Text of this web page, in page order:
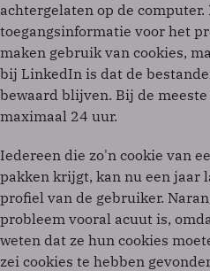
achtergelaten op de
toegangsinformatie voor het
maken gebruik van cookies,
bij LinkedIn is dat de
bewaard blijven. Bij de
maximaal 24 uur.
Iedereen die zo'n cookie van
pakken krijgt, kan nu een jaar
profiel van de gebruiker.
probleem vooral acuut is,
weten dat ze hun cookies
zei cookies te hebben